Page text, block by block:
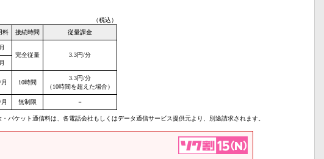
（税込）
料 接続時間 従量課金
完全従量
3.3円/分
10時間
3.3円/分
（10時間を超えた場合）
無制限 －
パケット通信料は、各電話会社もしくはデータ通信サービス提供元より、別途請求されます。